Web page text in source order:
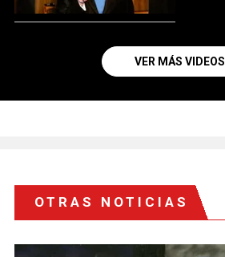
VER MÁS VIDEOS
OTRAS NOTICIAS